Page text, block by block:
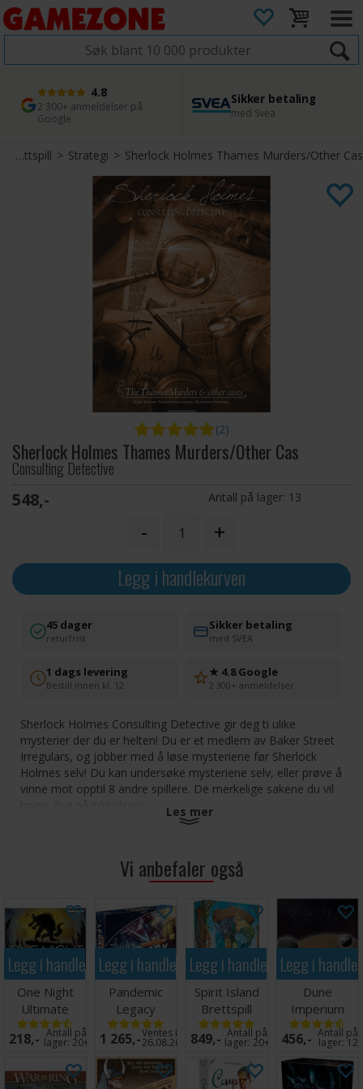
4.8
2 300+ anmeldelser på
Google
Sikker betaling
med Svea
1 dags levering
Bestill innen kl. 12
45 dager returfrist
Enkel retur
Brettspill >Strategi>Sherlock Holmes Thames Murders/Other Cas
(2)
Sherlock Holmes Thames Murders/Other Cas
Consulting Detective
548,- Antall på lager: 13
- +
Legg i handlekurven
45 dager
returfrist
Sikker betaling
med SVEA
1 dags levering
Bestill innen kl. 12
★ 4.8 Google
2 300+ anmeldelser
Sherlock Holmes Consulting Detective gir deg ti ulike
mysterier der du er helten! Du er et medlem av Baker Street
Irregulars, og jobber med å løse mysteriene før Sherlock
Holmes selv! Du kan undersøke mysteriene selv, eller prøve å
vinne mot opptil 8 andre spillere. De merkelige sakene du vil
Mysteriene i London
Det stjålne Maleriet.
Kun utstyrt med et eksemplar av The Times, et kart over
London, en destinasjon og - enda viktigere - din egen logikk,
vil du vandre rundt i Londons gater for å prøve å løse de
mest avskyelige forbrytelser. Vil du besøke åstedet? Møte
Inspector Lestrade? Beslutningene er i dine hender, og hver
ledetråd du følger vil bringe deg et skritt nærmere sannheten.
Finn løsningen mellom alle intrigene, svar på en rekke
spørsmål og sammenlikne din poengsum med Sherlock
Holmes. Kan du slå mesteren?
Les mer
Vi anbefaler også
Legg i handlekurven
One Night
Ultimate
Werewolf
Brettspill
218,- Antall på
lager: 20+
Legg i handlekurven
Pandemic
Legacy
Season 1 Blue
Brettspill
1 265,-Ventes inn
26.08.2026
Legg i handlekurven
Spirit Island
Brettspill
849,- Antall på
lager:20+
Legg i
Dune
Imperium
Brettspill
456,- Antall på
lager: 12